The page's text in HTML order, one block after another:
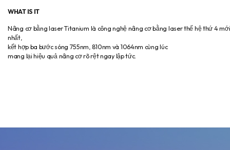
WHAT IS IT
Nâng cơ bằng laser Titanium là công nghệ nâng cơ bằng laser thế hệ thứ 4 mới
nhất,
kết hợp ba bước sóng 755nm, 810nm và 1064nm cùng lúc
mang lại hiệu quả nâng cơ rõ rệt ngay lập tức.